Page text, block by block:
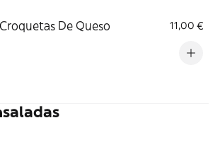
Croquetas De Queso 11,00 €